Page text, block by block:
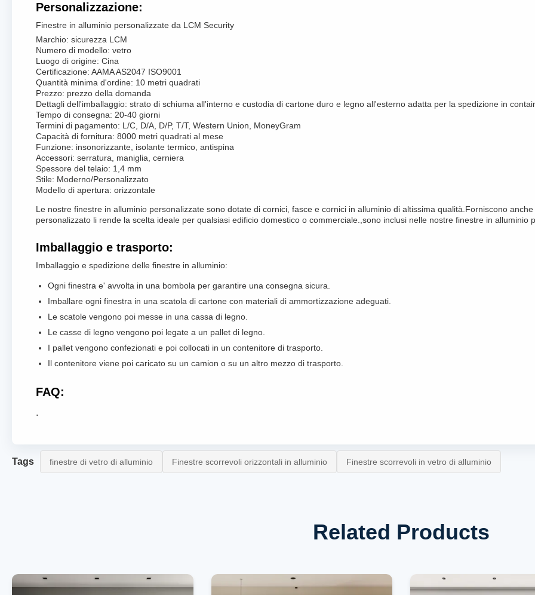
Personalizzazione:
Finestre in alluminio personalizzate da LCM Security
Marchio: sicurezza LCM
Numero di modello: vetro
Luogo di origine: Cina
Certificazione: AAMA AS2047 ISO9001
Quantità minima d'ordine: 10 metri quadrati
Prezzo: prezzo della domanda
Dettagli dell'imballaggio: strato di schiuma all'interno e custodia di cartone duro e legno all'esterno adatta per la spedizione in
Tempo di consegna: 20-40 giorni
Termini di pagamento: L/C, D/A, D/P, T/T, Western Union, MoneyGram
Capacità di fornitura: 8000 metri quadrati al mese
Funzione: insonorizzante, isolante termico, antispina
Accessori: serratura, maniglia, cerniera
Spessore del telaio: 1,4 mm
Stile: Moderno/Personalizzato
Modello di apertura: orizzontale
Le nostre finestre in alluminio personalizzate sono dotate di cornici, fasce e cornici in alluminio di altissima qualità.Forniscono
personalizzato li rende la scelta ideale per qualsiasi edificio domestico o commerciale.,sono inclusi nelle nostre finestre in alluminio
Imballaggio e trasporto:
Imballaggio e spedizione delle finestre in alluminio:
Ogni finestra e' avvolta in una bombola per garantire una consegna sicura.
Imballare ogni finestra in una scatola di cartone con materiali di ammortizzazione adeguati.
Le scatole vengono poi messe in una cassa di legno.
Le casse di legno vengono poi legate a un pallet di legno.
I pallet vengono confezionati e poi collocati in un contenitore di trasporto.
Il contenitore viene poi caricato su un camion o su un altro mezzo di trasporto.
FAQ:
.
Tags finestre di vetro di alluminio Finestre scorrevoli orizzontali in alluminio Finestre scorrevoli in vetro di alluminio
Related Products